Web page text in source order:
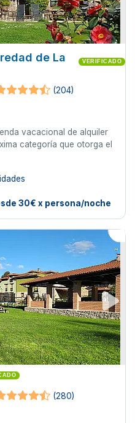
de La
VERIFICADO
(204)
vacacional de alquiler
categoría que otorga el
30€ x persona/noche
(280)